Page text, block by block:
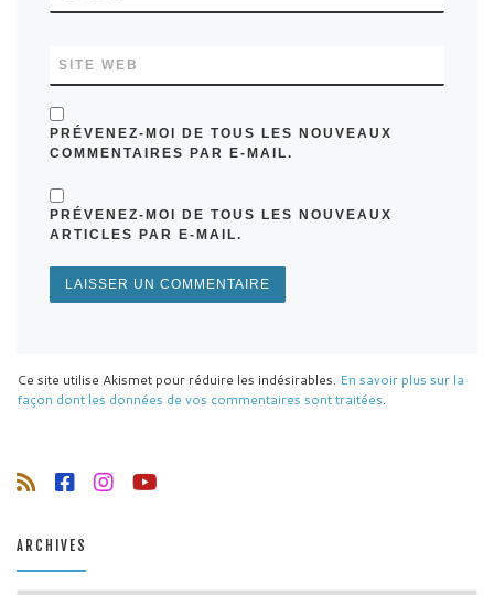
SITE WEB
PRÉVENEZ-MOI DE TOUS LES NOUVEAUX
COMMENTAIRES PAR E-MAIL.
PRÉVENEZ-MOI DE TOUS LES NOUVEAUX
ARTICLES PAR E-MAIL.
Ce site utilise Akismet pour réduire les indésirables. En savoir plus sur la
façon dont les données de vos commentaires sont traitées.
ARCHIVES